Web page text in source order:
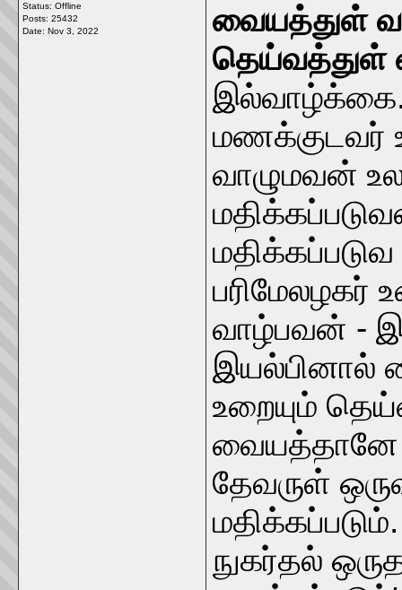
Status: Offline
Posts: 25432
Date: Nov 3, 2022
வையத்துள்
தெய்வத்துள்
மணக்குடவர்
வாழுமவன்
பரிமேலழகர்
வாழ்பவன் -
உறையும்
வையத்தானே
தேவருள்
நுகர்தல்